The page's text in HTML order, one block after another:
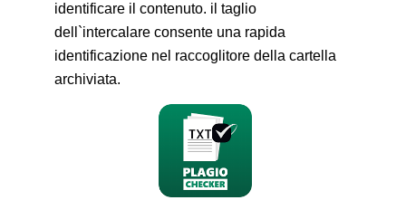
identificare il contenuto. il taglio
dell`intercalare consente una rapida
identificazione nel raccoglitore della cartella
archiviata.